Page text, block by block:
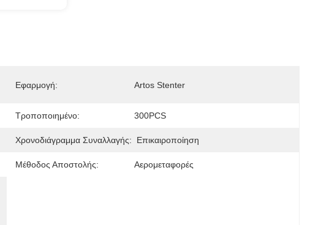
Εφαρμογή: Artos Stenter
Τροποποιημένο: 300PCS
Χρονοδιάγραμμα Συναλλαγής: Επικαιροποίηση
Μέθοδος Αποστολής: Αερομεταφορές